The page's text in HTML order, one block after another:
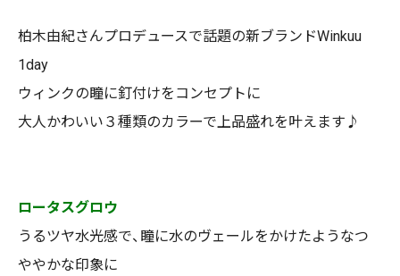
柏木由紀さんプロデュースで話題の新ブランドWinkuu
1day
ウィンクの瞳に釘付けをコンセプトに
大人かわいい３種類のカラーで上品盛れを叶えます♪
ロータスグロウ
うるツヤ水光感で、瞳に水のヴェールをかけたようなつ
ややかな印象に